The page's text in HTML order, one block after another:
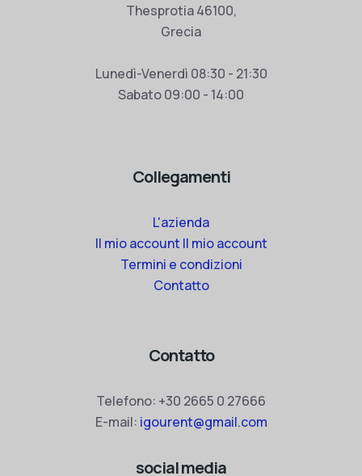
Thesprotia 46100,
Grecia
Lunedì-Venerdì 08:30 - 21:30
Sabato 09:00 - 14:00
Collegamenti
L'azienda
Il mio account Il mio account
Termini e condizioni
Contatto
Contatto
Telefono: +30 2665 0 27666
E-mail: igourent@gmail.com
social media